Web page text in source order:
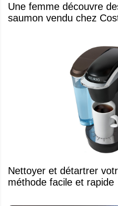
Une femme découvre
saumon vendu chez
Nettoyer et détartrer
méthode facile et rapide